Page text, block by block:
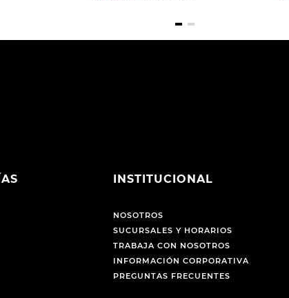
INSTITUCIONAL
NOSOTROS
SUCURSALES Y HORARIOS
TRABAJA CON NOSOTROS
INFORMACIÓN CORPORATIVA
PREGUNTAS FRECUENTES